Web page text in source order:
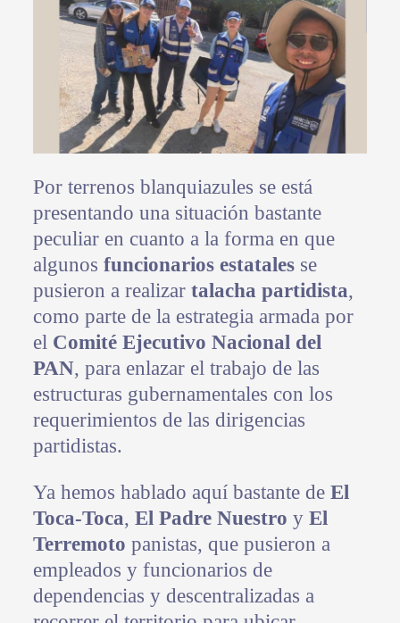
Por terrenos blanquiazules se está
presentando una situación bastante
peculiar en cuanto a la forma en que
algunos funcionarios estatalesse
pusieron a realizar talacha partidista,
como parte de la estrategia armada por
el Comité Ejecutivo Nacional del
PAN, para enlazar el trabajo de las
estructuras gubernamentales con los
requerimientos de las dirigencias
partidistas.
Ya hemos hablado aquí bastante de El
Toca-Toca, El Padre Nuestro y El
Terremoto panistas, que pusieron a
empleados y funcionarios de
dependencias y descentralizadas a